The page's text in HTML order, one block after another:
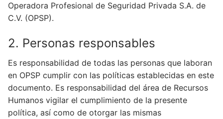
Operadora Profesional de Seguridad Privada S.A. de
C.V. (OPSP).
2. Personas responsables
Es responsabilidad de todas las personas que laboran
en OPSP cumplir con las políticas establecidas en este
documento. Es responsabilidad del área de Recursos
Humanos vigilar el cumplimiento de la presente
política, así como de otorgar las mismas